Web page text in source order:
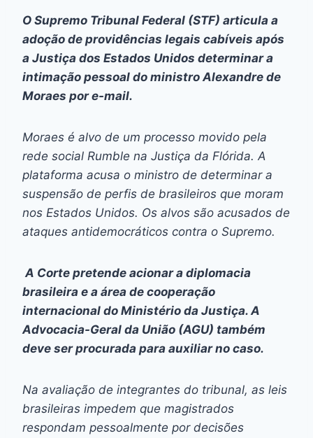
e
b
o
o
k
s
e
n
g
er
s
A
p
p
a
d
s
er
e
st
e
dI
n
l
p
y
Li
n
k
O Supremo Tribunal Federal (STF) articula a
adoção de providências legais cabíveis após
a Justiça dos Estados Unidos determinar a
intimação pessoal do ministro Alexandre de
Moraes por e-mail.
Moraes é alvo de um processo movido pela
rede social Rumble na Justiça da Flórida. A
plataforma acusa o ministro de determinar a
suspensão de perfis de brasileiros que moram
nos Estados Unidos. Os alvos são acusados de
ataques antidemocráticos contra o Supremo.
A Corte pretende acionar a diplomacia
brasileira e a área de cooperação
internacional do Ministério da Justiça. A
Advocacia-Geral da União (AGU) também
deve ser procurada para auxiliar no caso.
Na avaliação de integrantes do tribunal, as leis
brasileiras impedem que magistrados
respondam pessoalmente por decisões